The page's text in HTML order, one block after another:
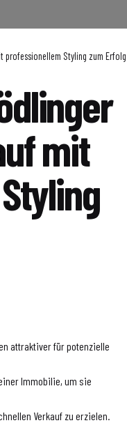
professionellem Styling zum Erfolg
mit
attraktiver für potenzielle
Immobilie, um sie
Verkauf zu erzielen.